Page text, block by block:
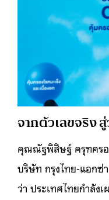
จากตัวเลขจริง
คุณณัฐพิสิษฐ์ ครุฑครอ
บริษัท กรุงไทย-แอกซ่
ว่า ประเทศไทยกำลัง